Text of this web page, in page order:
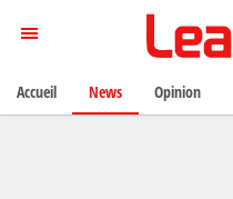
Accueil News Opinion